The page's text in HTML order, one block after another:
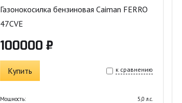
Газонокосилка бензиновая Caiman FERRO
47CVE
100000 ₽
Купить к сравнению
Мощность:
5,0 л.с.